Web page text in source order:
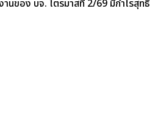
านของ บจ. ไตรมาสที่ 2/69 มีกำไรสุทธิ